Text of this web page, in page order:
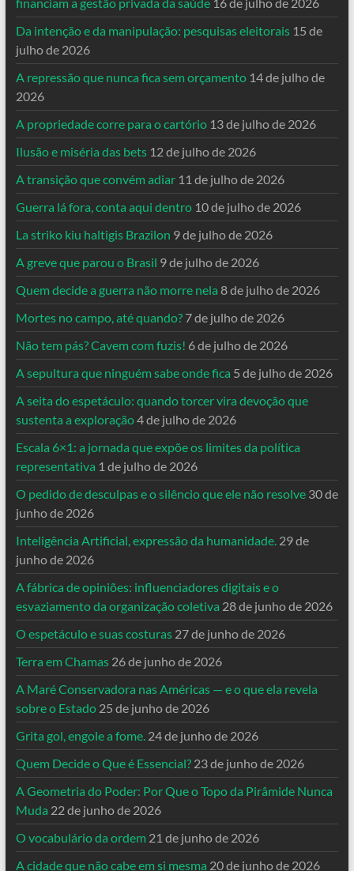
Da intenção e da manipulação: pesquisas eleitorais 15 de
julho de 2026
A repressão que nunca fica sem orçamento 14 de julho de
2026
A propriedade corre para o cartório 13 de julho de 2026
Ilusão e miséria das bets 12 de julho de 2026
A transição que convém adiar 11 de julho de 2026
Guerra lá fora, conta aqui dentro 10 de julho de 2026
La striko kiu haltigis Brazilon 9 de julho de 2026
A greve que parou o Brasil 9 de julho de 2026
Quem decide a guerra não morre nela 8 de julho de 2026
Mortes no campo, até quando? 7 de julho de 2026
Não tem pás? Cavem com fuzis! 6 de julho de 2026
A sepultura que ninguém sabe onde fica 5 de julho de 2026
A seita do espetáculo: quando torcer vira devoção que
sustenta a exploração4 de julho de 2026
Escala 6×1: a jornada que expõe os limites da política
representativa 1 de julho de 2026
O pedido de desculpas e o silêncio que ele não resolve 30 de
junho de 2026
Inteligência Artificial, expressão da humanidade. 29 de
junho de 2026
A fábrica de opiniões: influenciadores digitais e o
esvaziamento da organização coletiva 28 de junho de 2026
O espetáculo e suas costuras 27 de junho de 2026
Terra em Chamas 26 de junho de 2026
A Maré Conservadora nas Américas — e o que ela revela
sobre o Estado 25 de junho de 2026
Grita gol, engole a fome. 24 de junho de 2026
Quem Decide o Que é Essencial? 23 de junho de 2026
A Geometria do Poder: Por Que o Topo da Pirâmide Nunca
Muda 22 de junho de 2026
O vocabulário da ordem 21 de junho de 2026
A cidade que não cabe em si mesma 20 de junho de 2026